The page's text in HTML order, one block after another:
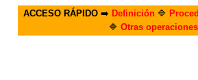
ACCESO RÁPIDO➡️ Definición🔷
🔷 Otras operaciones